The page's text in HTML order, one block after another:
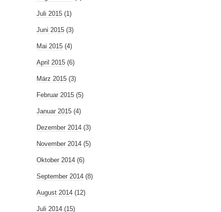
Juli 2015 (1)
Juni 2015 (3)
Mai 2015 (4)
April 2015 (6)
März 2015 (3)
Februar 2015 (5)
Januar 2015 (4)
Dezember 2014 (3)
November 2014 (5)
Oktober 2014 (6)
September 2014 (8)
August 2014 (12)
Juli 2014 (15)